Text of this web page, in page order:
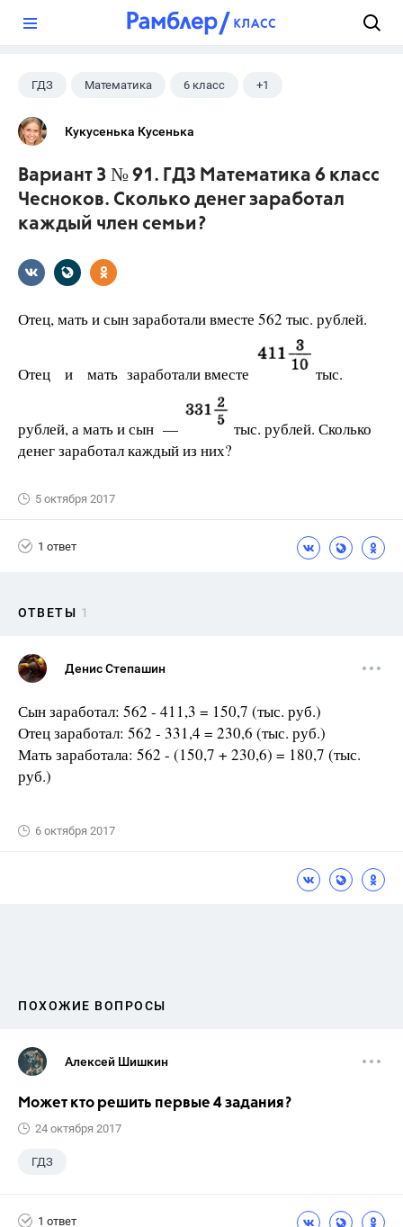
ГДЗ Математика 6 класс +1
Чесноков А.С.
Кукусенька Кусенька
Вариант 3 № 91. ГДЗ Математика 6 класс
Чесноков. Сколько денег заработал
каждый член семьи?
Отец, мать и сын заработали вместе 562 тыс. рублей.
Отец и мать заработали вместе тыс.
рублей, а мать и сын —
тыс. рублей. Сколько
денег заработал каждый из них?
5 октября 2017
1 ответ
ОТВЕТЫ 1
Денис Степашин
Сын заработал: 562 - 411,3 = 150,7 (тыс. руб.)
Отец заработал: 562 - 331,4 = 230,6 (тыс. руб.)
Мать заработала: 562 - (150,7 + 230,6) = 180,7 (тыс.
руб.)
6 октября 2017
ПОХОЖИЕ ВОПРОСЫ
Алексей Шишкин
Может кто решить первые 4 задания?
24 октября 2017
ГДЗ
1 ответ